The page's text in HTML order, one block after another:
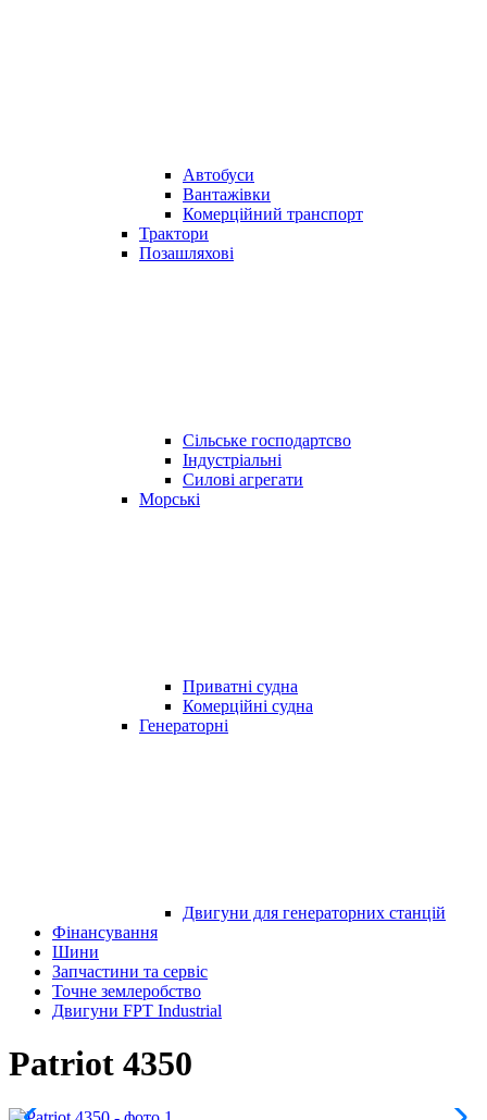
Автобуси
Вантажівки
Комерційний транспорт
Трактори
Позашляхові
Сільське господартсво
Індустріальні
Силові агрегати
Морські
Приватні судна
Комерційні судна
Генераторні
Двигуни для генераторних станцій
Фінансування
Шини
Запчастини та сервіс
Точне землеробство
Двигуни FPT Industrial
Patriot 4350